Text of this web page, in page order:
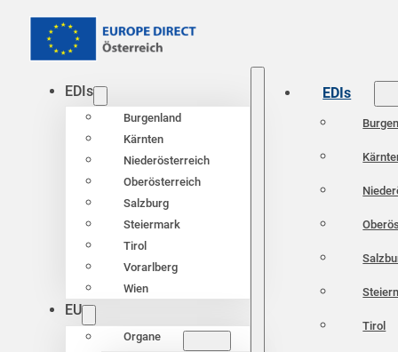
EDIs
Burgenland
Kärnten
Niederösterreich
Oberösterreich
Salzburg
Steiermark
Tirol
Vorarlberg
Wien
EU
Organe
EDIs
Tirol